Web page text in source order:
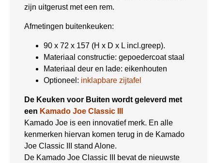
zijn uitgerust met een rem.
Afmetingen buitenkeuken:
90 x 72 x 157 (H x D x L incl.greep).
Materiaal constructie: gepoedercoat staal
Materiaal deur en lade: eikenhouten
Optioneel: inklapbare zijtafel
De Keuken voor Buiten wordt geleverd met
een Kamado Joe Classic III
Kamado Joe is een innovatief merk. En alle
kenmerken hiervan komen terug in de Kamado
Joe Classic III stand Alone.
De Kamado Joe Classic III bevat de nieuwste